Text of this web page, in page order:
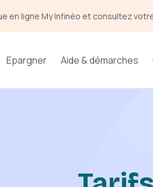
en ligne My Infinéo et consultez
Epargner Aide & démarches